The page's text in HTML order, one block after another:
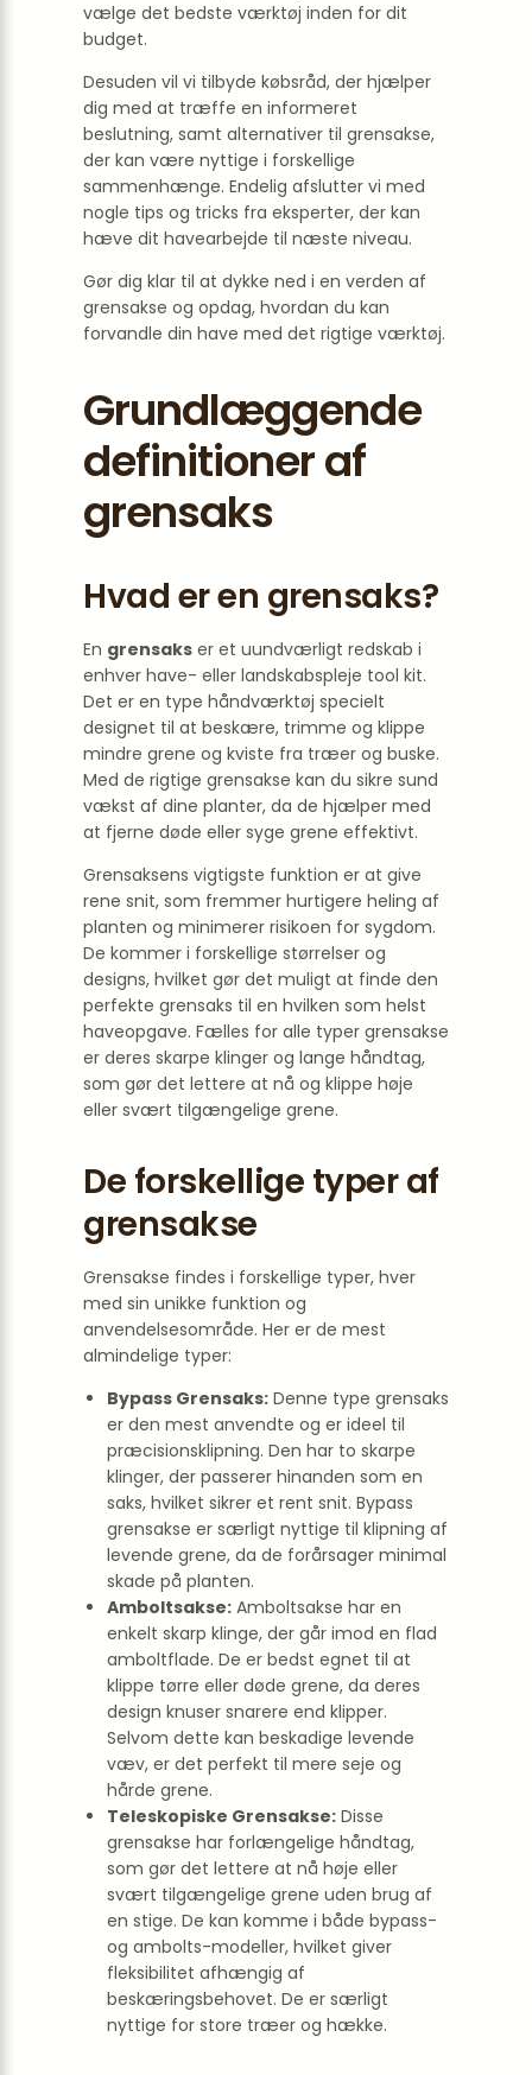
vælge det bedste værktøj inden for dit
budget.
Desuden vil vi tilbyde købsråd, der hjælper
dig med at træffe en informeret
beslutning, samt alternativer til grensakse,
der kan være nyttige i forskellige
sammenhænge. Endelig afslutter vi med
nogle tips og tricks fra eksperter, der kan
hæve dit havearbejde til næste niveau.
Gør dig klar til at dykke ned i en verden af
grensakse og opdag, hvordan du kan
forvandle din have med det rigtige værktøj.
Grundlæggende
definitioner af
grensaks
Hvad er en grensaks?
En grensaks er et uundværligt redskab i
enhver have- eller landskabspleje tool kit.
Det er en type håndværktøj specielt
designet til at beskære, trimme og klippe
mindre grene og kviste fra træer og buske.
Med de rigtige grensakse kan du sikre sund
vækst af dine planter, da de hjælper med
at fjerne døde eller syge grene effektivt.
Grensaksens vigtigste funktion er at give
rene snit, som fremmer hurtigere heling af
planten og minimerer risikoen for sygdom.
De kommer i forskellige størrelser og
designs, hvilket gør det muligt at finde den
perfekte grensaks til en hvilken som helst
haveopgave. Fælles for alle typer grensakse
er deres skarpe klinger og lange håndtag,
som gør det lettere at nå og klippe høje
eller svært tilgængelige grene.
De forskellige typer af
grensakse
Grensakse findes i forskellige typer, hver
med sin unikke funktion og
anvendelsesområde. Her er de mest
almindelige typer:
Bypass Grensaks: Denne type grensaks
er den mest anvendte og er ideel til
præcisionsklipning. Den har to skarpe
klinger, der passerer hinanden som en
saks, hvilket sikrer et rent snit. Bypass
grensakse er særligt nyttige til klipning af
levende grene, da de forårsager minimal
skade på planten.
Amboltsakse: Amboltsakse har en
enkelt skarp klinge, der går imod en flad
amboltflade. De er bedst egnet til at
klippe tørre eller døde grene, da deres
design knuser snarere end klipper.
Selvom dette kan beskadige levende
væv, er det perfekt til mere seje og
hårde grene.
Teleskopiske Grensakse: Disse
grensakse har forlængelige håndtag,
som gør det lettere at nå høje eller
svært tilgængelige grene uden brug af
en stige. De kan komme i både bypass-
og ambolts-modeller, hvilket giver
fleksibilitet afhængig af
beskæringsbehovet. De er særligt
nyttige for store træer og hække.